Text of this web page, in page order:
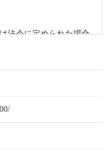
法令に定められた場合
において、個人情報を
契約等の措置をとり、